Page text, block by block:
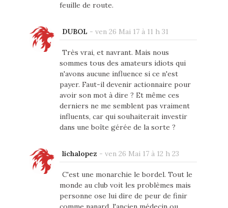
feuille de route.
DUBOL - ven 26 Mai 17 à 11 h 31
Très vrai, et navrant. Mais nous
sommes tous des amateurs idiots qui
n'avons aucune influence si ce n'est
payer. Faut-il devenir actionnaire pour
avoir son mot à dire ? Et même ces
derniers ne me semblent pas vraiment
influents, car qui souhaiterait investir
dans une boîte gérée de la sorte ?
lichalopez - ven 26 Mai 17 à 12 h 23
C'est une monarchie le bordel. Tout le
monde au club voit les problèmes mais
personne ose lui dire de peur de finir